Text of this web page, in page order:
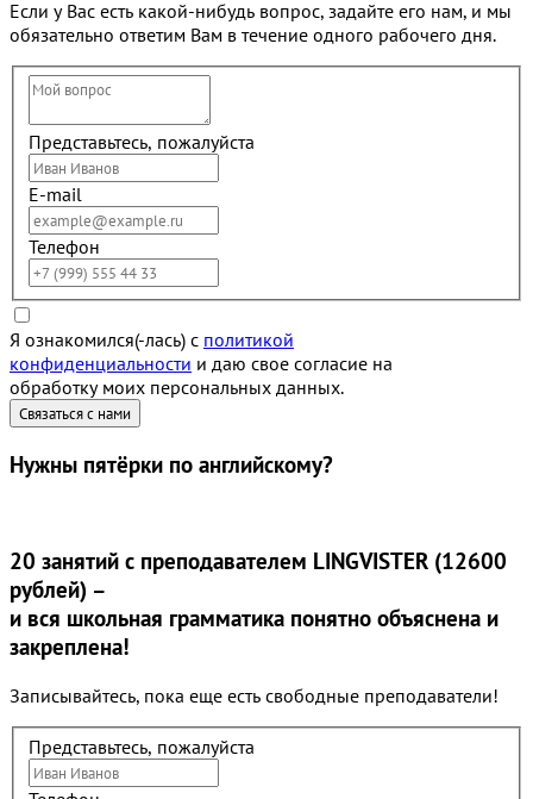
Если у Вас есть какой-нибудь вопрос, задайте его нам, и мы
обязательно ответим Вам в течение одного рабочего дня.
Представьтесь, пожалуйста
E-mail
Телефон
Я ознакомился(-лась) с политикой
конфиденциальности и даю свое согласие на
обработку моих персональных данных.
Нужны пятёрки по английскому?
20 занятий с преподавателем LINGVISTER (12600
рублей) –
и вся школьная грамматика понятно объяснена и
закреплена!
Записывайтесь, пока еще есть свободные преподаватели!
Представьтесь, пожалуйста